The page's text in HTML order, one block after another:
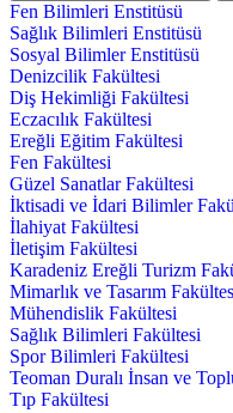
Fen Bilimleri Enstitüsü
Sağlık Bilimleri Enstitüsü
Sosyal Bilimler Enstitüsü
Denizcilik Fakültesi
Diş Hekimliği Fakültesi
Eczacılık Fakültesi
Ereğli Eğitim Fakültesi
Fen Fakültesi
Güzel Sanatlar Fakültesi
İktisadi ve İdari Bilimler
İlahiyat Fakültesi
İletişim Fakültesi
Karadeniz Ereğli Turizm
Mimarlık ve Tasarım
Mühendislik Fakültesi
Sağlık Bilimleri Fakültesi
Spor Bilimleri Fakültesi
Teoman Duralı İnsan ve
Tıp Fakültesi